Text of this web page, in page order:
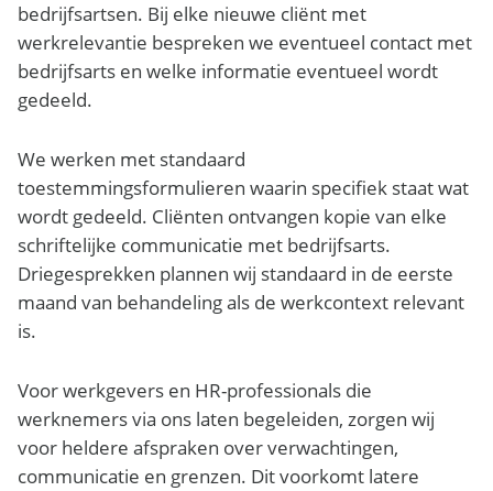
bedrijfsartsen. Bij elke nieuwe cliënt met
werkrelevantie bespreken we eventueel contact met
bedrijfsarts en welke informatie eventueel wordt
gedeeld.
We werken met standaard
toestemmingsformulieren waarin specifiek staat wat
wordt gedeeld. Cliënten ontvangen kopie van elke
schriftelijke communicatie met bedrijfsarts.
Driegesprekken plannen wij standaard in de eerste
maand van behandeling als de werkcontext relevant
is.
Voor werkgevers en HR-professionals die
werknemers via ons laten begeleiden, zorgen wij
voor heldere afspraken over verwachtingen,
communicatie en grenzen. Dit voorkomt latere